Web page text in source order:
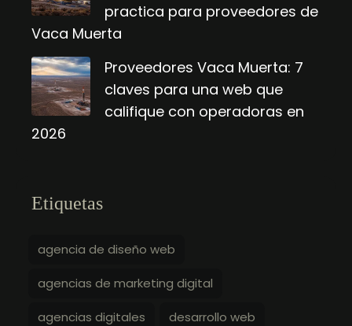
practica para proveedores de
Vaca Muerta
Proveedores Vaca Muerta: 7
claves para una web que
califique con operadoras en
2026
Etiquetas
agencia de diseño web
agencias de marketing digital
agencias digitales desarrollo web